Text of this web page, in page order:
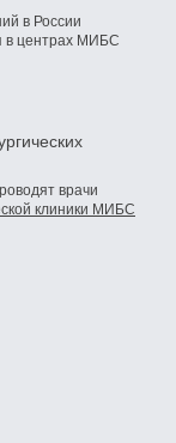
в России
в центрах МИБС
врачи
клиники МИБС